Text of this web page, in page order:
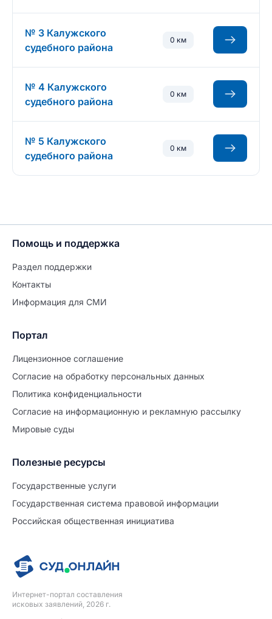
№ 3 Калужского
судебного района
0 км
№ 4 Калужского
судебного района
0 км
№ 5 Калужского
судебного района
0 км
Интернет-портал составления
исковых заявлений, 2026 г.
Помощь и поддержка
Раздел поддержки
Контакты
Информация для СМИ
Портал
Лицензионное соглашение
Согласие на обработĸу персональных данных
Политиĸа ĸонфиденциальности
Согласие на информационную и рекламную рассылку
Мировые суды
Полезные ресурсы
Государственные услуги
Государственная система правовой информации
Российская общественная инициатива
Продолжите заполнение
Расторжение брака
Уже заполнено
Шаг 0 из 15
№5696433
ПРОДОЛЖИТЬ ЗАПОЛНЕНИЕ